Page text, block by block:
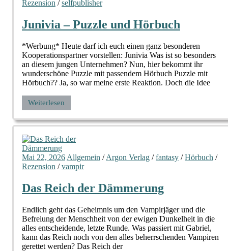
Rezension /selfpublisher
Junivia – Puzzle und Hörbuch
*Werbung* Heute darf ich euch einen ganz besonderen
Kooperationspartner vorstellen: Junivia Was ist so besonders
an diesem jungen Unternehmen? Nun, hier bekommt ihr
wunderschöne Puzzle mit passendem Hörbuch Puzzle mit
Hörbuch?? Ja, so war meine erste Reaktion. Doch die Idee
Weiterlesen
Mai 22, 2026 Allgemein /Argon Verlag /fantasy /Hörbuch /
Rezension /vampir
Das Reich der Dämmerung
Endlich geht das Geheimnis um den Vampirjäger und die
Befreiung der Menschheit von der ewigen Dunkelheit in die
alles entscheidende, letzte Runde. Was passiert mit Gabriel,
kann das Reich noch von den alles beherrschenden Vampiren
gerettet werden? Das Reich der